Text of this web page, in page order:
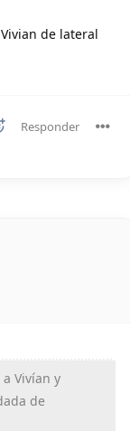
de lateral
Responder
Vivían y
de